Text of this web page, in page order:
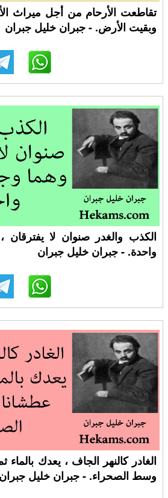
تقاطعت الأرحام من أجل ميراث
وبقيت الأرض. - جبران خليل جبران
الكذب والغدر صنوان لا يفترقان
واحدة. - جبران خليل جبران
الغادر كالنهر الجاف ، يعدك
وسط الصحراء. - جبران خليل جبران